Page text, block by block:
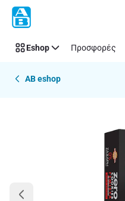
Παράλειψη
Eshop Προσφορές
AB eshop